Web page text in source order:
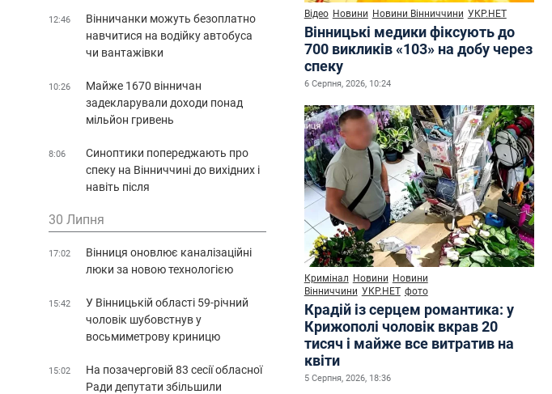
Відео Новини Новини Вінниччини УКР.НЕТ
Вінницькі медики фіксують до
700 викликів «103» на добу через
спеку
6 Серпня, 2026, 10:24
Кримінал Новини Новини
Вінниччини УКР.НЕТ фото
Крадій із серцем романтика: у
Крижополі чоловік вкрав 20
тисяч і майже все витратив на
квіти
5 Серпня, 2026, 18:36
12:46
Вінничанки можуть безоплатно
навчитися на водійку автобуса
чи вантажівки
10:26
Майже 1670 вінничан
задекларували доходи понад
мільйон гривень
8:06
Синоптики попереджають про
спеку на Вінниччині до вихідних і
навіть після
30 Липня
17:02
Вінниця оновлює каналізаційні
люки за новою технологією
15:42
У Вінницькій області 59-річний
чоловік шубовстнув у
восьмиметрову криницю
15:02
На позачерговій 83 сесії обласної
Ради депутати збільшили